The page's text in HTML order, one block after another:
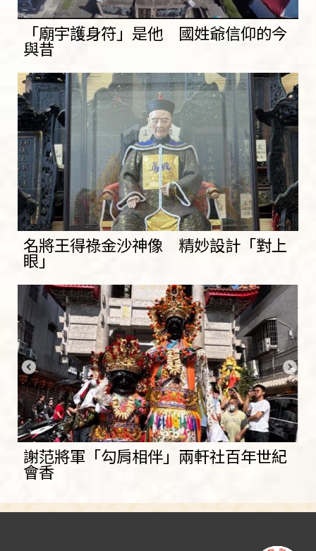
「廟宇護身符」是他 國姓爺信仰的今
與昔
名將王得祿金沙神像 精妙設計「對上
眼」
謝范將軍「勾肩相伴」兩軒社百年世紀
會香